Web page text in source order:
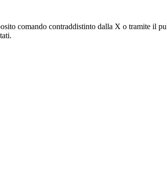
comando contraddistinto dalla X o tramite il